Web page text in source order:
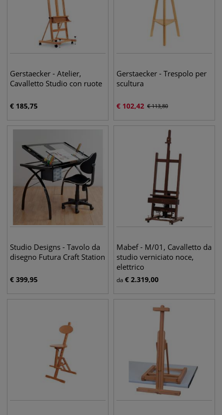
Gerstaecker - Atelier,
Cavalletto Studio con ruote
€ 185,75
Gerstaecker - Trespolo per
scultura
€ 102,42 €113,80
Studio Designs - Tavolo da
disegno Futura Craft Station
€ 399,95
Mabef - M/01, Cavalletto da
studio verniciato noce,
elettrico
da € 2.319,00